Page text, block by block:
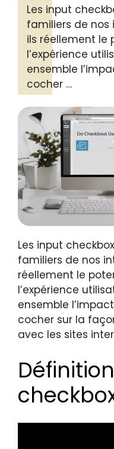
Les input
familiers de
ils réellement le
l’expérience
ensemble
cocher …
Les input
familiers de nos
réellement le
l’expérience
ensemble
cocher sur la
avec les sites